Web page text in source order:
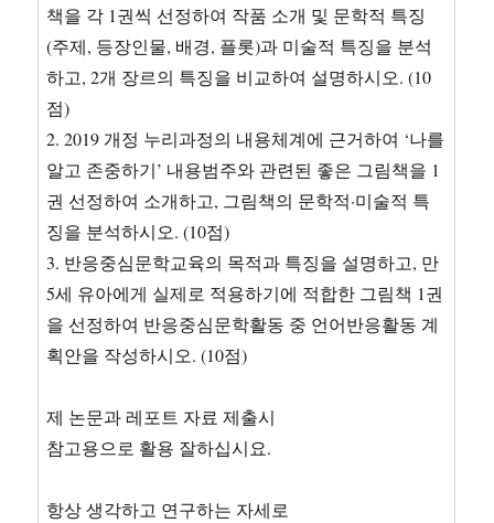
책을 각 1권씩 선정하여 작품 소개 및 문학적 특징
(주제, 등장인물, 배경, 플롯)과 미술적 특징을 분석
하고, 2개 장르의 특징을 비교하여 설명하시오. (10
점)
2. 2019 개정 누리과정의 내용체계에 근거하여 ‘나를
알고 존중하기’ 내용범주와 관련된 좋은 그림책을 1
권 선정하여 소개하고, 그림책의 문학적·미술적 특
징을 분석하시오. (10점)
3. 반응중심문학교육의 목적과 특징을 설명하고, 만
5세 유아에게 실제로 적용하기에 적합한 그림책 1권
을 선정하여 반응중심문학활동 중 언어반응활동 계
획안을 작성하시오. (10점)
제 논문과 레포트 자료 제출시
참고용으로 활용 잘하십시요.
항상 생각하고 연구하는 자세로